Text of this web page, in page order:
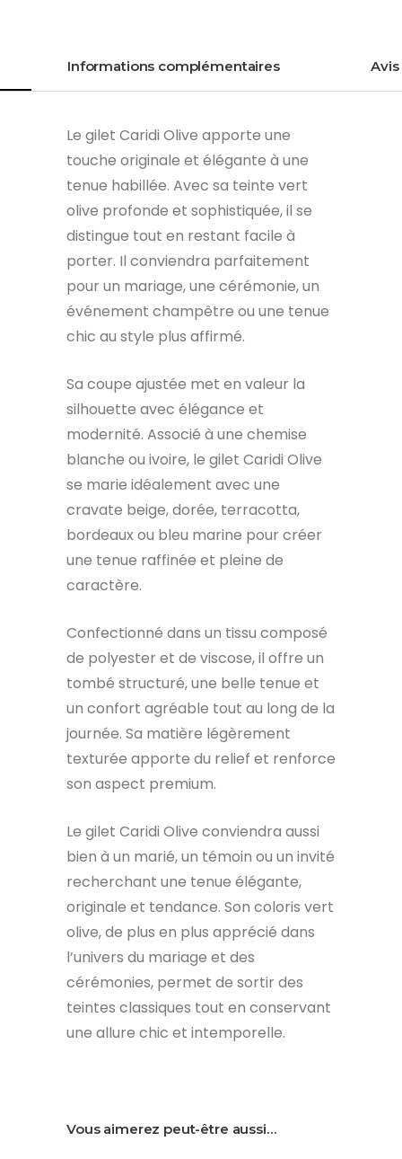
Informations complémentaires Avis
Le gilet Caridi Olive apporte une
touche originale et élégante à une
tenue habillée. Avec sa teinte vert
olive profonde et sophistiquée, il se
distingue tout en restant facile à
porter. Il conviendra parfaitement
pour un mariage, une cérémonie, un
événement champêtre ou une tenue
chic au style plus affirmé.
Sa coupe ajustée met en valeur la
silhouette avec élégance et
modernité. Associé à une chemise
blanche ou ivoire, le gilet Caridi Olive
se marie idéalement avec une
cravate beige, dorée, terracotta,
bordeaux ou bleu marine pour créer
une tenue raffinée et pleine de
caractère.
Confectionné dans un tissu composé
de polyester et de viscose, il offre un
tombé structuré, une belle tenue et
un confort agréable tout au long de la
journée. Sa matière légèrement
texturée apporte du relief et renforce
son aspect premium.
Le gilet Caridi Olive conviendra aussi
bien à un marié, un témoin ou un invité
recherchant une tenue élégante,
originale et tendance. Son coloris vert
olive, de plus en plus apprécié dans
l’univers du mariage et des
cérémonies, permet de sortir des
teintes classiques tout en conservant
une allure chic et intemporelle.
Vous aimerez peut-être aussi…